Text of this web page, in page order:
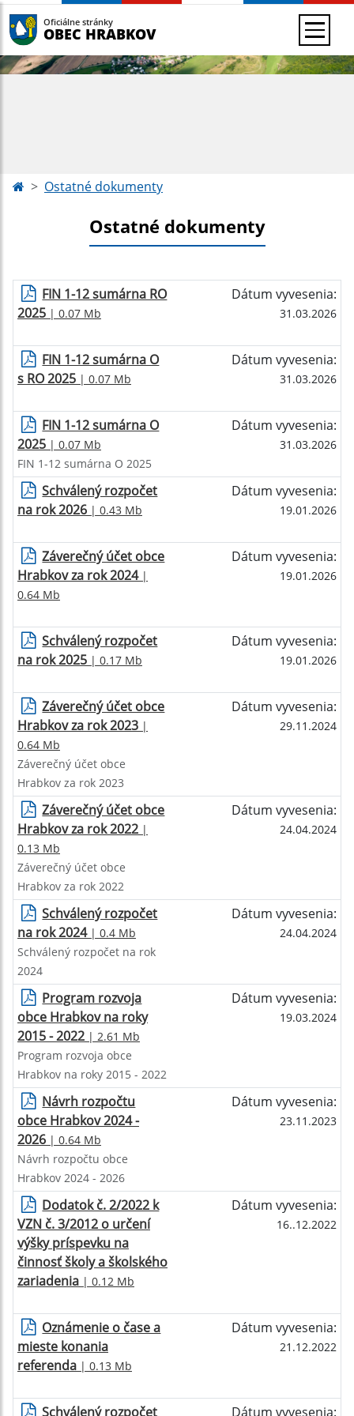
Oficiálne stránky
OBEC HRABKOV
Ostatné dokumenty
Ostatné dokumenty
FIN 1-12 sumárna RO
2025 | 0.07 Mb
Dátum vyvesenia:
31.03.2026
FIN 1-12 sumárna O
s RO 2025 | 0.07 Mb
Dátum vyvesenia:
31.03.2026
FIN 1-12 sumárna O
2025 | 0.07 Mb
Dátum vyvesenia:
31.03.2026
FIN 1-12 sumárna O 2025
Schválený rozpočet
na rok 2026 | 0.43 Mb
Dátum vyvesenia:
19.01.2026
Záverečný účet obce
Hrabkov za rok 2024|
0.64 Mb
Dátum vyvesenia:
19.01.2026
Schválený rozpočet
na rok 2025 | 0.17 Mb
Dátum vyvesenia:
19.01.2026
Záverečný účet obce
Hrabkov za rok 2023 |
0.64 Mb
Dátum vyvesenia:
29.11.2024
Záverečný účet obce
Hrabkov za rok 2023
Záverečný účet obce
Hrabkov za rok 2022 |
0.13 Mb
Dátum vyvesenia:
24.04.2024
Záverečný účet obce
Hrabkov za rok 2022
Schválený rozpočet
na rok 2024| 0.4 Mb
Dátum vyvesenia:
24.04.2024
Schválený rozpočet na rok
2024
Program rozvoja
obce Hrabkov na roky
2015 - 2022 | 2.61 Mb
Dátum vyvesenia:
19.03.2024
Program rozvoja obce
Hrabkov na roky 2015 - 2022
Návrh rozpočtu
obce Hrabkov 2024 -
2026 | 0.64 Mb
Dátum vyvesenia:
23.11.2023
Návrh rozpočtu obce
Hrabkov 2024 - 2026
Dodatok č. 2/2022 k
VZN č. 3/2012 o určení
výšky príspevku na
činnosť školy a školského
zariadenia | 0.12 Mb
Dátum vyvesenia:
16..12.2022
Oznámenie o čase a
mieste konania
referenda | 0.13 Mb
Dátum vyvesenia:
21.12.2022
Schválený rozpočet Dátum vyvesenia: